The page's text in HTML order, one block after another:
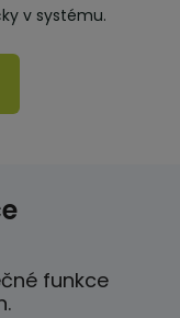
v systému.
funkce